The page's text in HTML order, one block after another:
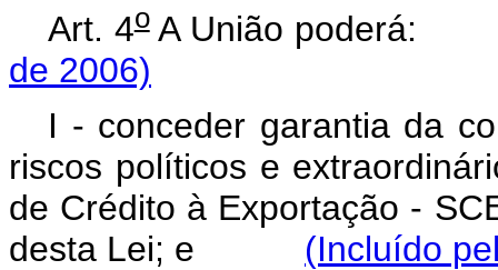
Art. 4oA União
de 2006)
I - conceder garantia da
riscos políticos e
de Crédito à Exportação -
desta Lei; e (Incluído